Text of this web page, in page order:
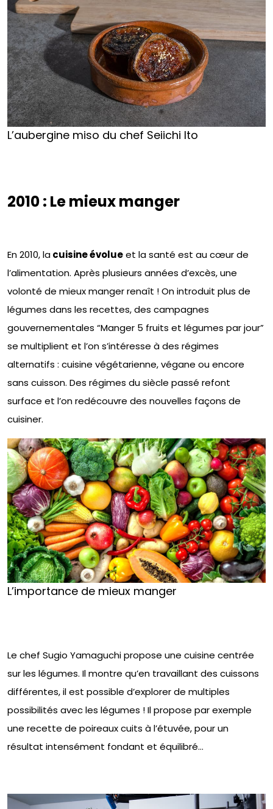
L’aubergine miso du chef Seiichi Ito
2010 : Le mieux manger
En 2010, lacuisine évolueet la santé est au cœur de
l’alimentation. Après plusieurs années d’excès, une
volonté de mieux manger renaît ! On introduit plus de
légumes dans les recettes, des campagnes
gouvernementales “Manger 5 fruits et légumes par jour”
se multiplient et l’on s’intéresse à des régimes
alternatifs : cuisine végétarienne, végane ou encore
sans cuisson. Des régimes du siècle passé refont
surface et l’on redécouvre des nouvelles façons de
cuisiner.
L’importance de mieux manger
Le chef Sugio Yamaguchi propose une cuisine centrée
sur les légumes. Il montre qu’en travaillant des cuissons
différentes, il est possible d’explorer de multiples
possibilités avec les légumes ! Il propose par exemple
une recette de poireaux cuits à l’étuvée, pour un
résultat intensément fondant et équilibré…